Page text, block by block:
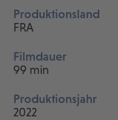
Produktionsland
FRA
Filmdauer
99 min
Produktionsjahr
2022